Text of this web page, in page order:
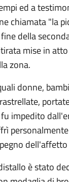
ed a
chiamata "la
della
mise in
zona.
donne,
impedito
è stato